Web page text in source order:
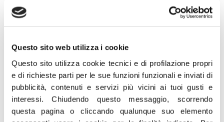
Questo sito web utilizza i cookie
Questo sito utilizza cookie tecnici e di profilazione propri
e di richieste parti per le sue funzioni funzionali e inviati di
pubblicità, contenuti e servizi più vicini ai tuoi gusti e
interessi.Chiudendo questo messaggio, scorrendo
questa pagina o cliccando qualunque suo elemento
“In commissione Difesa Fratelli d’Italia ha votato contro il
parere alla Nota di aggiornamento del Documento di
Difesa e le Forze Armate ricevono pochi fondi a fronte
del grande impegno profuso in questo 2020 e
nell’esperienza Covid-19. Addirittura, si mascherano
maldestramente le cifre riportando 0,2 miliardi anziché
200 milioni di euro che, a fronte della grande potenza di
fuoco annunciata del Presidente Conte e i miliardi
utilizzati per scostamento e bonus a pioggia, stridono e
fanno capire la poca considerazione di Conte e Gualtieri